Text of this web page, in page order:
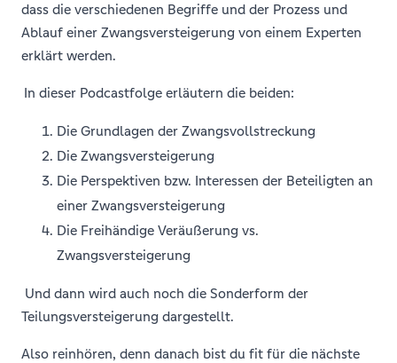
dass die verschiedenen Begriffe und der Prozess und
Ablauf einer Zwangsversteigerung von einem Experten
erklärt werden.
In dieser Podcastfolge erläutern die beiden:
Die Grundlagen der Zwangsvollstreckung
Die Zwangsversteigerung
Die Perspektiven bzw. Interessen der Beteiligten an
einer Zwangsversteigerung
Die Freihändige Veräußerung vs.
Zwangsversteigerung
Und dann wird auch noch die Sonderform der
Teilungsversteigerung dargestellt.
Also reinhören, denn danach bist du fit für die nächste